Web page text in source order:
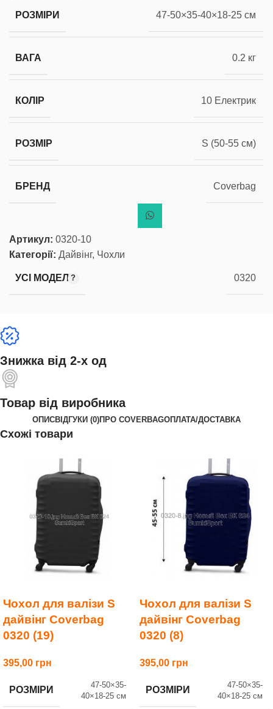
РОЗМІРИ 47-50×35-40×18-25 см
ВАГА 0.2 кг
КОЛІР 10 Електрик
РОЗМІР S (50-55 см)
БРЕНД Coverbag
Артикул: 0320-10
Категорії: Дайвінг, Чохли
УСІ МОДЕЛІ 0320
Знижка від 2-х од
Товар від виробника
ОПИСВІДГУКИ (0)ПРО COVERBAGОПЛАТА/ДОСТАВКА
Схожі товари
Чохол для валізи S
дайвінг Coverbag
0320 (19)
395,00
РОЗМІРИ
47-50×35-
40×18-25 см
Чохол для валізи S
дайвінг Coverbag
0320 (8)
395,00
РОЗМІРИ
47-50×35-
40×18-25 см